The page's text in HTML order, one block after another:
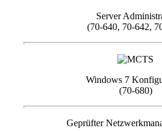
Server
(70-640, 70-642,
Windows 7
(70-680)
Geprüfter